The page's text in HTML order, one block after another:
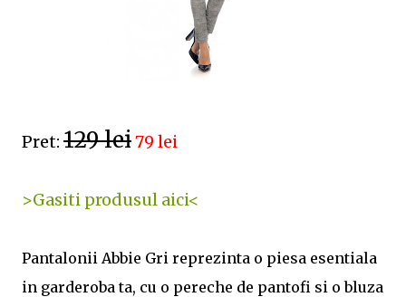
Pret: 129 lei79 lei
>Gasiti produsul aici<
Pantalonii Abbie Gri reprezinta o piesa esentiala
in garderoba ta, cu o pereche de pantofi si o bluza